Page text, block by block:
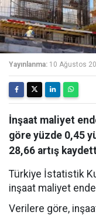
Yayınlanma: 10 Ağustos
İnşaat maliyet
göre yüzde 0,45
28,66 artış
Türkiye İstatistik
inşaat maliyet
Verilere göre,